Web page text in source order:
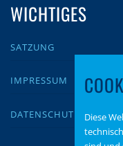
WICHTIGES
SATZUNG
IMPRESSUM
DATENSCHUTZ
Diese